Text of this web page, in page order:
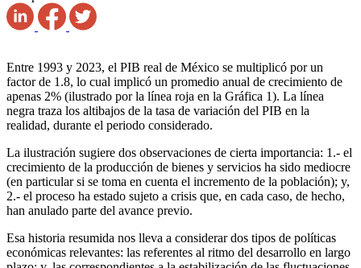
Entre 1993 y 2023, el PIB real de México se multiplicó por un
factor de 1.8, lo cual implicó un promedio anual de crecimiento de
apenas 2% (ilustrado por la línea roja en la Gráfica 1). La línea
negra traza los altibajos de la tasa de variación del PIB en la
realidad, durante el periodo considerado.
La ilustración sugiere dos observaciones de cierta importancia: 1.- el
crecimiento de la producción de bienes y servicios ha sido mediocre
(en particular si se toma en cuenta el incremento de la población); y,
2.- el proceso ha estado sujeto a crisis que, en cada caso, de hecho,
han anulado parte del avance previo.
Esa historia resumida nos lleva a considerar dos tipos de políticas
económicas relevantes: las referentes al ritmo del desarrollo en largo